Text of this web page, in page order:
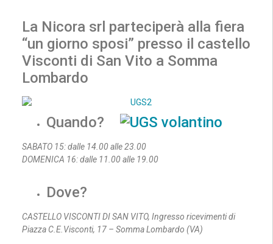
La Nicora srl parteciperà alla fiera
“un giorno sposi” presso il castello
Visconti di San Vito a Somma
Lombardo
Quando?
SABATO 15: dalle 14.00 alle 23.00
DOMENICA 16: dalle 11.00 alle 19.00
Dove?
CASTELLO VISCONTI DI SAN VITO, Ingresso ricevimenti di
Piazza C.E.Visconti, 17 – Somma Lombardo (VA)